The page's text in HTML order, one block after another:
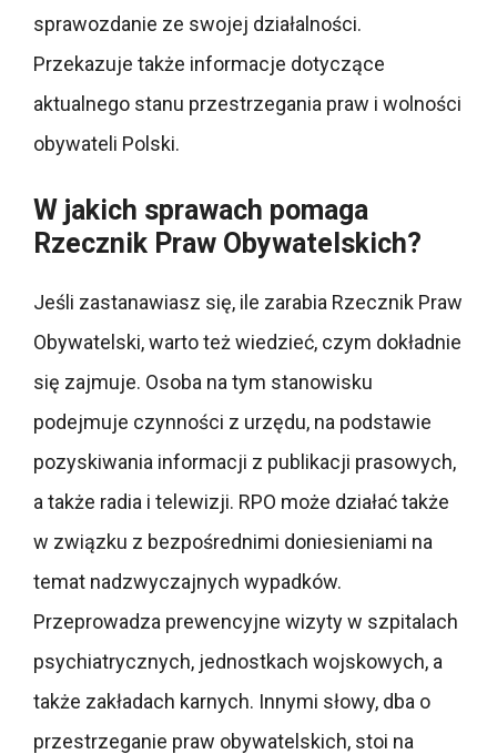
sprawozdanie ze swojej działalności.
Przekazuje także informacje dotyczące
aktualnego stanu przestrzegania praw i wolności
obywateli Polski.
W jakich sprawach pomaga
Rzecznik Praw Obywatelskich?
Jeśli zastanawiasz się, ile zarabia Rzecznik Praw
Obywatelski, warto też wiedzieć, czym dokładnie
się zajmuje. Osoba na tym stanowisku
podejmuje czynności z urzędu, na podstawie
pozyskiwania informacji z publikacji prasowych,
a także radia i telewizji. RPO może działać także
w związku z bezpośrednimi doniesieniami na
temat nadzwyczajnych wypadków.
Przeprowadza prewencyjne wizyty w szpitalach
psychiatrycznych, jednostkach wojskowych, a
także zakładach karnych. Innymi słowy, dba o
przestrzeganie praw obywatelskich, stoi na